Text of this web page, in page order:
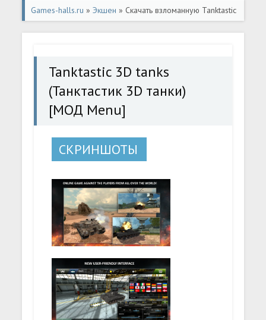
Games-halls.ru »Экшен » Скачать взломанную Tanktastic
3D tanks (Танктастик 3D танки) [МОД Menu] - стабильная
Tanktastic 3D tanks
(Танктастик 3D танки)
[МОД Menu]
СКРИНШОТЫ